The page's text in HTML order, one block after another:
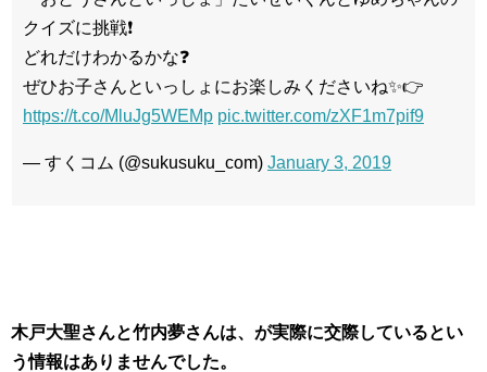
クイズに挑戦❗
どれだけわかるかな❓
ぜひお子さんといっしょにお楽しみくださいね✨👉
https://t.co/MluJg5WEMp pic.twitter.com/zXF1m7pif9
— すくコム (@sukusuku_com) January 3, 2019
木戸大聖さんと竹内夢さんは、が実際に交際しているとい
う情報はありませんでした。